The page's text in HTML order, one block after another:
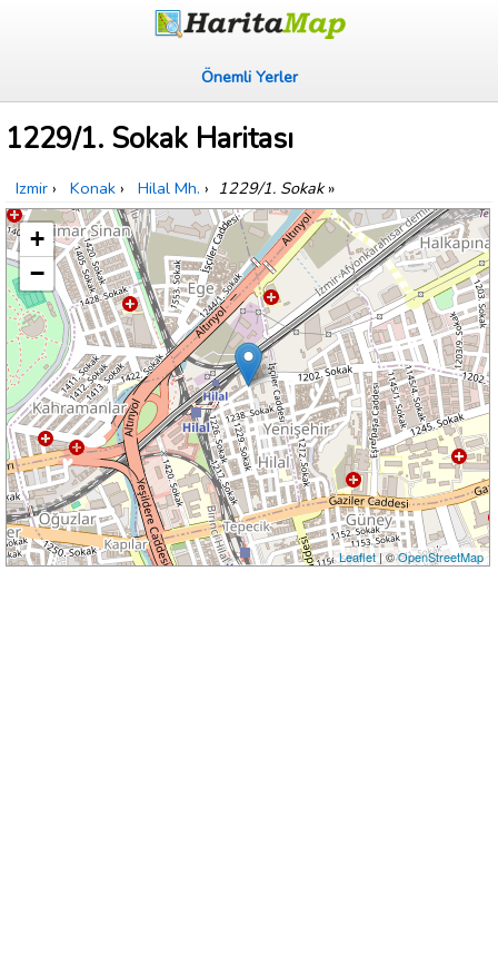
Önemli Yerler
1229/1. Sokak Haritası
Izmir › Konak › Hilal Mh. › 1229/1. Sokak»
+
−
Leaflet| ©OpenStreetMap